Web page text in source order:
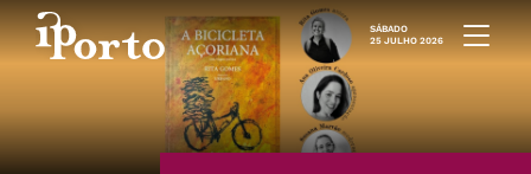
Saltar para o conteúdo
SÁBADO
25 JULHO 2026